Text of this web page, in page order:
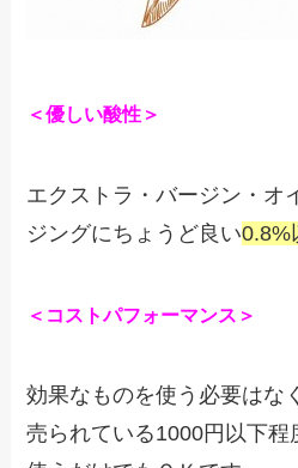
＜優しい酸性＞
エクストラ・バージン・オ
ジングにちょうど良い0.8%
＜コストパフォーマンス＞
効果なものを使う必要はな
売られている1000円以下程